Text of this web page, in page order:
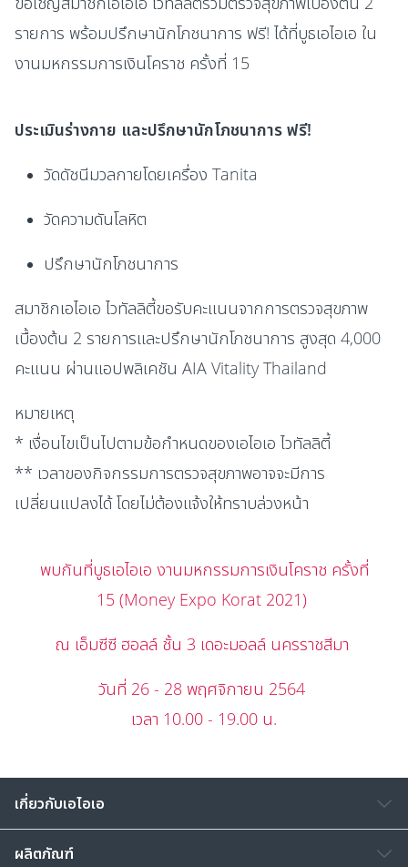
รายการ พร้อมปรึกษานักโภชนาการ ฟรี! ได้ที่บูธเอไอเอ ใน
งานมหกรรมการเงินโคราช ครั้งที่ 15
ประเมินร่างกาย และปรึกษานักโภชนาการ ฟรี!
วัดดัชนีมวลกายโดยเครื่อง Tanita
วัดความดันโลหิต
ปรึกษานักโภชนาการ
สมาชิกเอไอเอ ไวทัลลิตี้ขอรับคะแนนจากการตรวจสุขภาพ
เบื้องต้น 2 รายการและปรึกษานักโภชนาการ สูงสุด 4,000
คะแนน ผ่านแอปพลิเคชัน AIA Vitality Thailand
หมายเหตุ
* เงื่อนไขเป็นไปตามข้อกำหนดของเอไอเอ ไวทัลลิตี้
** เวลาของกิจกรรมการตรวจสุขภาพอาจจะมีการ
เปลี่ยนแปลงได้ โดยไม่ต้องแจ้งให้ทราบล่วงหน้า
พบกันที่บูธเอไอเอ งานมหกรรมการเงินโคราช ครั้งที่
15 (Money Expo Korat 2021)
ณ เอ็มซีซี ฮอลล์ ชั้น 3 เดอะมอลล์ นครราชสีมา
วันที่ 26 - 28 พฤศจิกายน 2564
เวลา 10.00 - 19.00 น.
เกี่ยวกับเอไอเอ
ผลิตภัณฑ์